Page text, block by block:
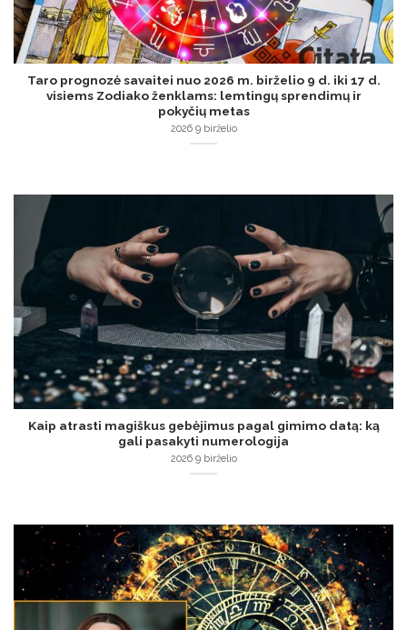
Taro prognozė savaitei nuo 2026 m. birželio 9 d. iki 17 d.
visiems Zodiako ženklams: lemtingų sprendimų ir
pokyčių metas
2026 9 birželio
Kaip atrasti magiškus gebėjimus pagal gimimo datą: ką
gali pasakyti numerologija
2026 9 birželio